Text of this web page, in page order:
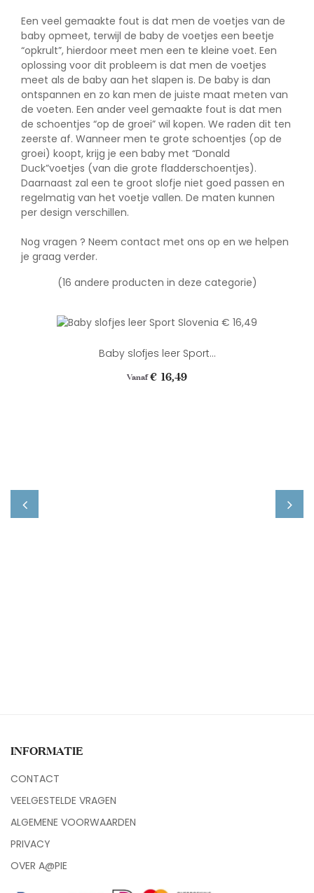
Een veel gemaakte fout is dat men de voetjes van de
baby opmeet, terwijl de baby de voetjes een beetje
“opkrult”, hierdoor meet men een te kleine voet. Een
oplossing voor dit probleem is dat men de voetjes
meet als de baby aan het slapen is. De baby is dan
ontspannen en zo kan men de juiste maat meten van
de voeten. Een ander veel gemaakte fout is dat men
de schoentjes “op de groei” wil kopen. We raden dit ten
zeerste af. Wanneer men te grote schoentjes (op de
groei) koopt, krijg je een baby met “Donald
Duck”voetjes (van die grote fladderschoentjes).
Daarnaast zal een te groot slofje niet goed passen en
regelmatig van het voetje vallen. De maten kunnen
per design verschillen.
Nog vragen ? Neem contact met ons op en we helpen
je graag verder.
(16 andere producten in deze categorie)
Baby slofjes leer Sport...
Vanaf Prijs
€ 16,49
INFORMATIE
CONTACT
VEELGESTELDE VRAGEN
ALGEMENE VOORWAARDEN
PRIVACY
OVER A@PIE